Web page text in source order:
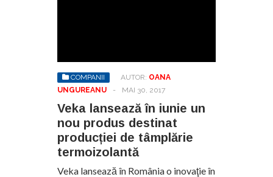
COMPANII AUTOR: OANA
UNGUREANU
- MAI 30, 2017
Veka lansează în iunie un
nou produs destinat
producției de tâmplărie
termoizolantă
Veka lansează în România o inovaţie în